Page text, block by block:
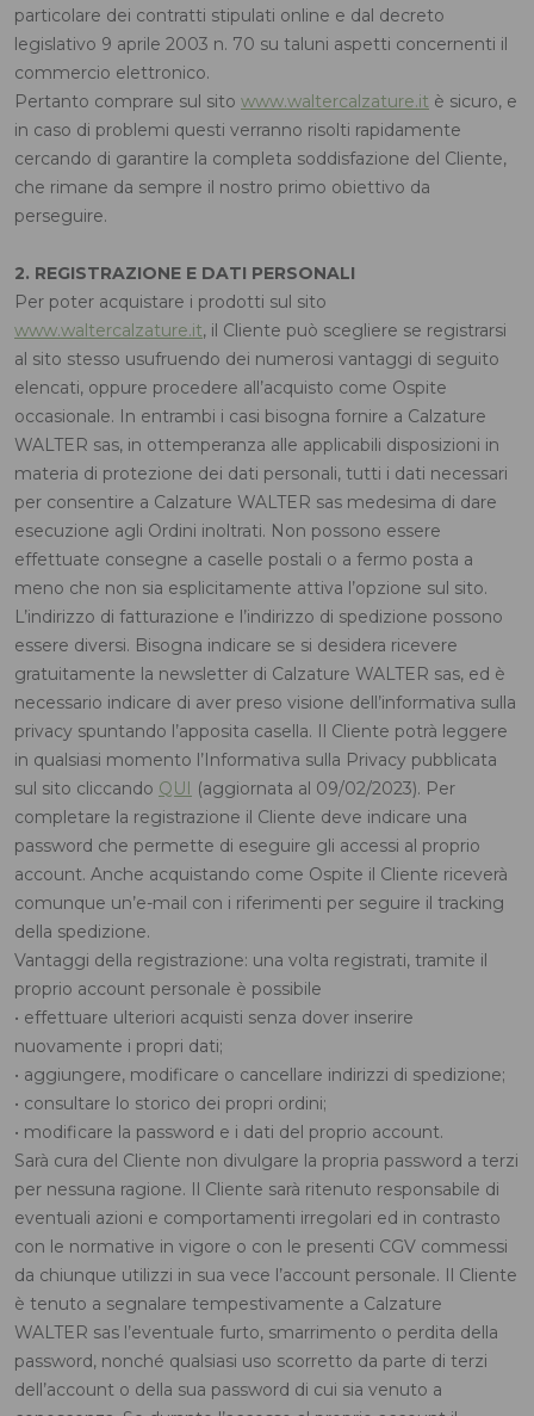
particolare dei contratti stipulati online e dal decreto
legislativo 9 aprile 2003 n. 70 su taluni aspetti concernenti il
commercio elettronico.
Pertanto comprare sul sito www.waltercalzature.it è sicuro, e
in caso di problemi questi verranno risolti rapidamente
cercando di garantire la completa soddisfazione del Cliente,
che rimane da sempre il nostro primo obiettivo da
perseguire.
2. REGISTRAZIONE E DATI PERSONALI
Per poter acquistare i prodotti sul sito
www.waltercalzature.it, il Cliente può scegliere se registrarsi
al sito stesso usufruendo dei numerosi vantaggi di seguito
elencati, oppure procedere all’acquisto come Ospite
occasionale. In entrambi i casi bisogna fornire a Calzature
WALTER sas, in ottemperanza alle applicabili disposizioni in
materia di protezione dei dati personali, tutti i dati necessari
per consentire a Calzature WALTER sas medesima di dare
esecuzione agli Ordini inoltrati. Non possono essere
effettuate consegne a caselle postali o a fermo posta a
meno che non sia esplicitamente attiva l’opzione sul sito.
L’indirizzo di fatturazione e l’indirizzo di spedizione possono
essere diversi. Bisogna indicare se si desidera ricevere
gratuitamente la newsletter di Calzature WALTER sas, ed è
necessario indicare di aver preso visione dell’informativa sulla
privacy spuntando l’apposita casella. Il Cliente potrà leggere
in qualsiasi momento l’Informativa sulla Privacy pubblicata
sul sito cliccando QUI (aggiornata al 09/02/2023). Per
completare la registrazione il Cliente deve indicare una
password che permette di eseguire gli accessi al proprio
account. Anche acquistando come Ospite il Cliente riceverà
comunque un’e-mail con i riferimenti per seguire il tracking
della spedizione.
Vantaggi della registrazione: una volta registrati, tramite il
proprio account personale è possibile
• effettuare ulteriori acquisti senza dover inserire
nuovamente i propri dati;
• aggiungere, modificare o cancellare indirizzi di spedizione;
• consultare lo storico dei propri ordini;
• modificare la password e i dati del proprio account.
Sarà cura del Cliente non divulgare la propria password a terzi
per nessuna ragione. Il Cliente sarà ritenuto responsabile di
eventuali azioni e comportamenti irregolari ed in contrasto
con le normative in vigore o con le presenti CGV commessi
da chiunque utilizzi in sua vece l’account personale. Il Cliente
è tenuto a segnalare tempestivamente a Calzature
WALTER sas l’eventuale furto, smarrimento o perdita della
password, nonché qualsiasi uso scorretto da parte di terzi
dell’account o della sua password di cui sia venuto a